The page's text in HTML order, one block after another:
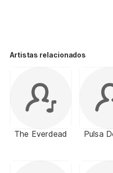
Artistas relacionados
The Everdead Pulsa